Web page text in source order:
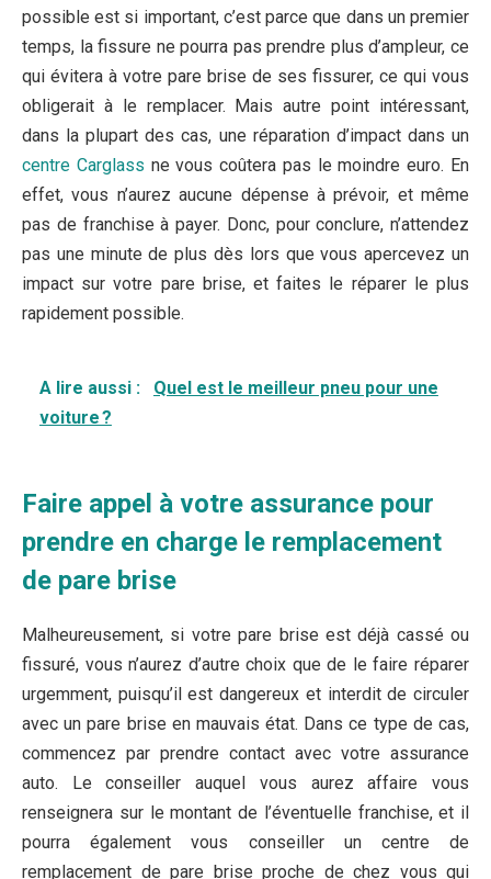
possible est si important, c’est parce que dans un premier
temps, la fissure ne pourra pas prendre plus d’ampleur, ce
qui évitera à votre pare brise de ses fissurer, ce qui vous
obligerait à le remplacer. Mais autre point intéressant,
dans la plupart des cas, une réparation d’impact dans un
centre Carglass ne vous coûtera pas le moindre euro. En
effet, vous n’aurez aucune dépense à prévoir, et même
pas de franchise à payer. Donc, pour conclure, n’attendez
pas une minute de plus dès lors que vous apercevez un
impact sur votre pare brise, et faites le réparer le plus
rapidement possible.
A lire aussi :
Quel est le meilleur pneu pour une
voiture ?
Faire appel à votre assurance pour
prendre en charge le remplacement
de pare brise
Malheureusement, si votre pare brise est déjà cassé ou
fissuré, vous n’aurez d’autre choix que de le faire réparer
urgemment, puisqu’il est dangereux et interdit de circuler
avec un pare brise en mauvais état. Dans ce type de cas,
commencez par prendre contact avec votre assurance
auto. Le conseiller auquel vous aurez affaire vous
renseignera sur le montant de l’éventuelle franchise, et il
pourra également vous conseiller un centre de
remplacement de pare brise proche de chez vous qui